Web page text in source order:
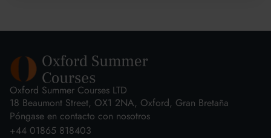
Oxford Summer Courses LTD
18 Beaumont Street, OX1 2NA, Oxford, Gran Bretaña
Póngase en contacto con nosotros
+44 01865 818403